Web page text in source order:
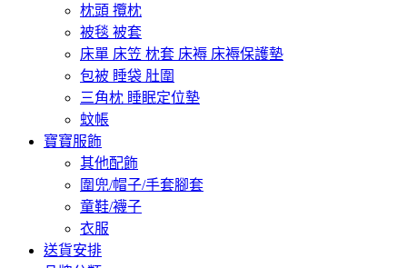
枕頭 攬枕
被毯 被套
床單 床笠 枕套 床褥 床褥保護墊
包被 睡袋 肚圍
三角枕 睡眠定位墊
蚊帳
寶寶服飾
其他配飾
圍兜/帽子/手套腳套
童鞋/襪子
衣服
送貨安排